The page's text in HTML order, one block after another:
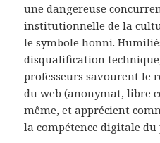
une dangereuse
institutionnelle de la
le symbole honni.
disqualification
professeurs savourent le
du web (anonymat, libre
même, et apprécient
la compétence digitale